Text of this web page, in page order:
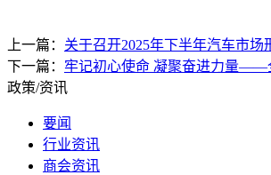
上一篇： 关于召开2025年下半年汽车市
下一篇： 牢记初心使命 凝聚奋进力量——
政策/资讯
要闻
行业资讯
商会资讯